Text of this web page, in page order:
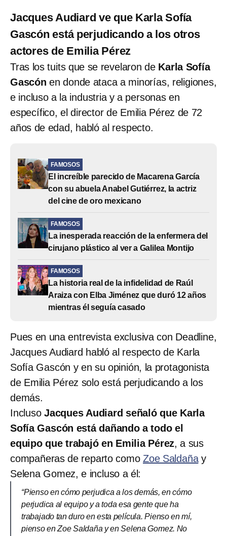
Jacques Audiard ve que Karla Sofía
Gascón está perjudicando a los otros
actores de Emilia Pérez
Tras los tuits que se revelaron deKarla Sofía
Gascónen donde ataca a minorías, religiones,
e incluso a la industria y a personas en
específico, el director de Emilia Pérez de 72
años de edad, habló al respecto.
FAMOSOS
El increíble parecido de Macarena García
con su abuela Anabel Gutiérrez, la actriz
del cine de oro mexicano
FAMOSOS
La inesperada reacción de la enfermera del
cirujano plástico al ver a Galilea Montijo
FAMOSOS
La historia real de la infidelidad de Raúl
Araiza con Elba Jiménez que duró 12 años
mientras él seguía casado
Pues en una entrevista exclusiva con Deadline,
Jacques Audiard habló al respecto de Karla
Sofía Gascón y en su opinión, la protagonista
de Emilia Pérez solo está perjudicando a los
demás.
Incluso Jacques Audiard señaló que Karla
Sofía Gascón está dañando a todo el
equipo que trabajó en Emilia Pérez, a sus
compañeras de reparto comoZoe Saldañay
Selena Gomez, e incluso a él:
“Pienso en cómo perjudica a los demás, en cómo
perjudica al equipo y a toda esa gente que ha
trabajado tan duro en esta película. Pienso en mí,
pienso en Zoe Saldaña y en Selena Gomez. No